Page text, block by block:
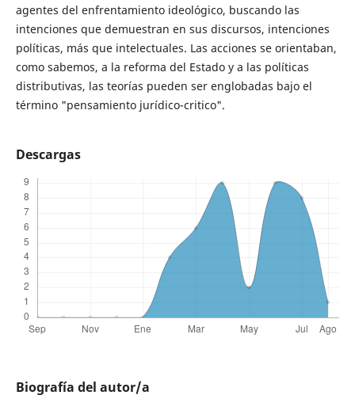
agentes del enfrentamiento ideológico, buscando las
intenciones que demuestran en sus discursos, intenciones
políticas, más que intelectuales. Las acciones se orientaban,
como sabemos, a la reforma del Estado y a las políticas
distributivas, las teorías pueden ser englobadas bajo el
término "pensamiento jurídico-critico".
Descargas
Biografía del autor/a